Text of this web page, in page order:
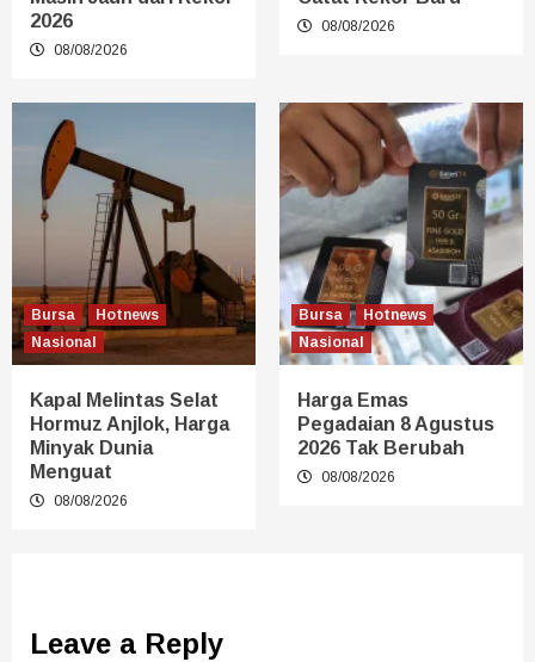
2026
08/08/2026
08/08/2026
Bursa
Hotnews
Nasional
Kapal Melintas Selat
Hormuz Anjlok, Harga
Minyak Dunia
Menguat
08/08/2026
Bursa
Hotnews
Nasional
Harga Emas
Pegadaian 8 Agustus
2026 Tak Berubah
08/08/2026
Leave a Reply